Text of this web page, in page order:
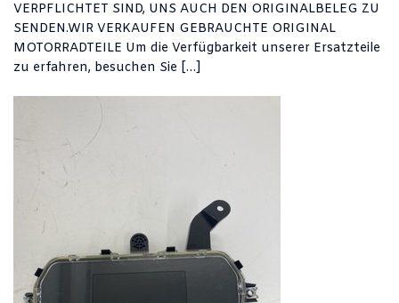
VERPFLICHTET SIND, UNS AUCH DEN ORIGINALBELEG ZU
SENDEN.WIR VERKAUFEN GEBRAUCHTE ORIGINAL
MOTORRADTEILE Um die Verfügbarkeit unserer Ersatzteile
zu erfahren, besuchen Sie […]